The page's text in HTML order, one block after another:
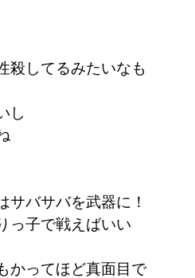
殺してるみたいなも
し
サバサバを武器に！
っ子で戦えばいい
かってほど真面目で